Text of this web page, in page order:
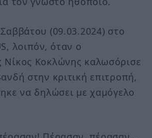
(09.03.2024) στο
λοιπόν, όταν ο
Νίκος Κοκλώνης καλωσόρισε
στην κριτική επιτροπή,
να δηλώσει με χαμόγελο